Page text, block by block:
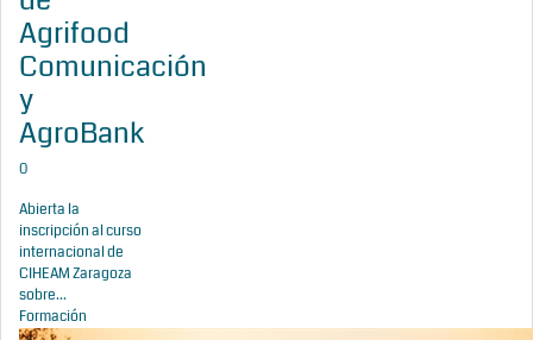
Agrifood
Comunicación
y
AgroBank
0
Abierta la
inscripción al curso
internacional de
CIHEAM Zaragoza
sobre...
Formación